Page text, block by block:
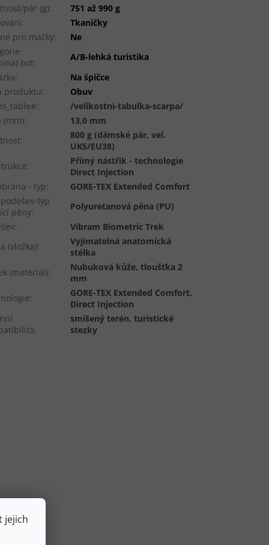
jejich
pár (g):
751 až 990 g
:
Tkaničky
pro mačky:
Ne
bot:
A/B-lehká turistika
:
Na špičce
produktu:
Obuv
:
/velikostni-tabulka-scarpa/
(mm):
13,0 mm
:
800 g (dámské pár, vel.
UK5/EU38)
:
Přímý nástřik - technologie
Direct Injection
- typ:
GORE-TEX Extended Comfort
typ
pěny:
Polyuretanová pěna (PU)
:
Vibram Biometric Trek
(vložka):
Vyjímatelná anatomická
stélka
(materiál):
Nubuková kůže, tloušťka 2
mm
:
GORE-TEX Extended Comfort,
Direct Injection
:
smíšený terén, turistické
stezky